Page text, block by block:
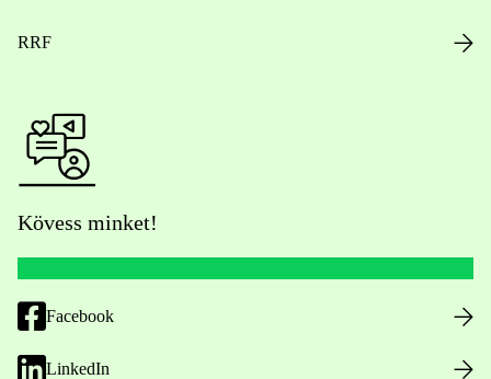
RRF
Kövess minket!
Facebook
LinkedIn